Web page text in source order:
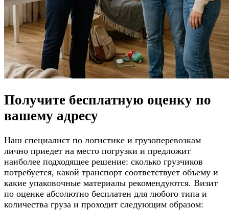
Получите бесплатную оценку по
вашему адресу
Наш специалист по логистике и грузоперевозкам
лично приедет на место погрузки и предложит
наиболее подходящее решение: сколько грузчиков
потребуется, какой транспорт соответствует объему и
какие упаковочные материалы рекомендуются. Визит
по оценке абсолютно бесплатен для любого типа и
количества груза и проходит следующим образом: